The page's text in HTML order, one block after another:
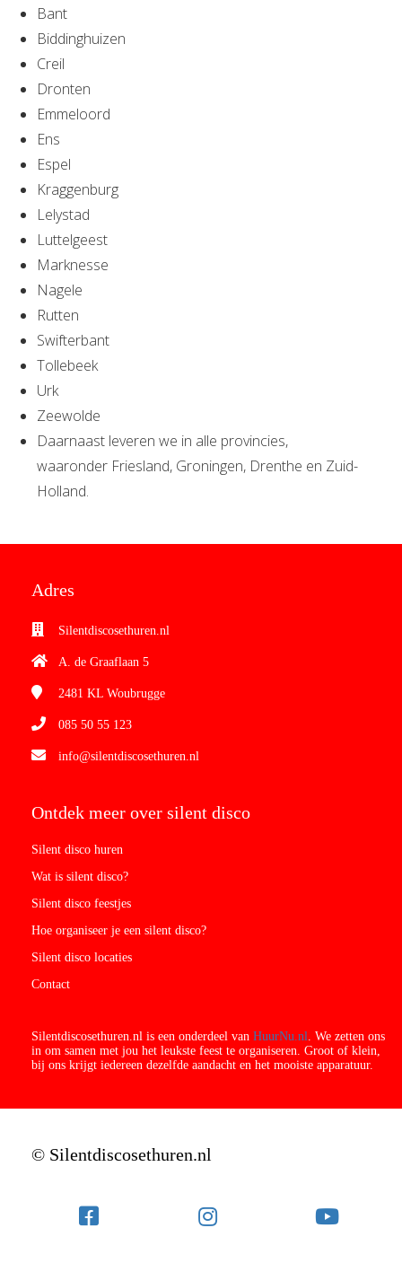
Bant
Biddinghuizen
Creil
Dronten
Emmeloord
Ens
Espel
Kraggenburg
Lelystad
Luttelgeest
Marknesse
Nagele
Rutten
Swifterbant
Tollebeek
Urk
Zeewolde
Daarnaast leveren we in alle provincies,
waaronder Friesland, Groningen, Drenthe en Zuid-
Holland.
Adres
Silentdiscosethuren.nl
A. de Graaflaan 5
2481 KL Woubrugge
085 50 55 123
info@silentdiscosethuren.nl
Ontdek meer over silent disco
Silent disco huren
Wat is silent disco?
Silent disco feestjes
Hoe organiseer je een silent disco?
Silent disco locaties
Contact
Silentdiscosethuren.nl is een onderdeel van HuurNu.nl. We zetten ons
in om samen met jou het leukste feest te organiseren. Groot of klein,
bij ons krijgt iedereen dezelfde aandacht en het mooiste apparatuur.
© Silentdiscosethuren.nl